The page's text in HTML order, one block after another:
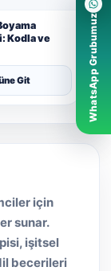
Kodla ve
Git
için
sunar.
işitsel
becerileri
WhatsApp Grubumuz